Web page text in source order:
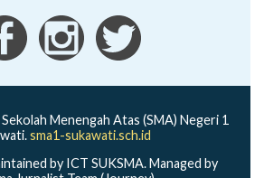
Menengah Atas (SMA) Negeri 1
sma1-sukawati.sch.id
by ICT SUKSMA. Managed by